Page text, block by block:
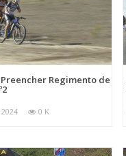
Regimento de
0 K